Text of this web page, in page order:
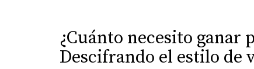
¿Cuánto necesito ganar
Descifrando el estilo de